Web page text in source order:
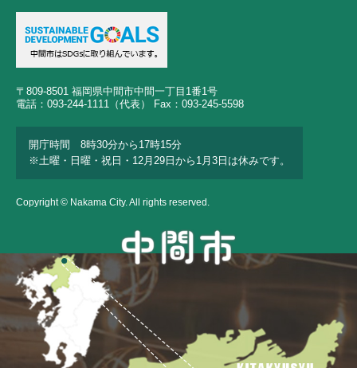
〒809-8501 福岡県中間市中間一丁目1番1号
電話：093-244-1111（代表） Fax：093-245-5598
開庁時間 8時30分から17時15分
※土曜・日曜・祝日・12月29日から1月3日は休みです。
Copyright © Nakama City. All rights reserved.